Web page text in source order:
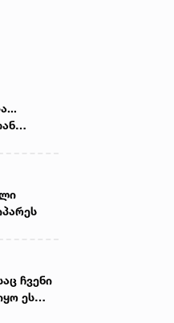
ჩვენი
ეს